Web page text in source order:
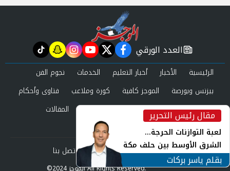
مقال رئيس التحرير
لعبة التوازنات الحرجة...
الشرق الأوسط بين حلف مكة
ورياح طهران
بقلم ياسر بركات
newspaper
العدد الورقي facebook
twitter
youtube
instagram
snapchat
tiktok
الرئيسية الأخبار أخبار التعليم الخدمات
نجوم الفن
بيزنس وبورصة
الموجز كافية كورة وملاعب
فتاوى وأحكام
صحة وجمال
عرب وعالم حوادث ومحاكم
المقالات
العدد الورقي
من نحن
سياسة الخصوصية اتصل بنا
©2024 الموجز All Rights Reserved.